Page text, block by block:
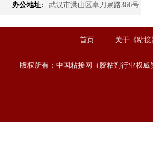
办公地址:
武汉市洪山区卓刀泉路366号
首页 关于《粘接
版权所有：中国粘接网（胶粘剂行业权威